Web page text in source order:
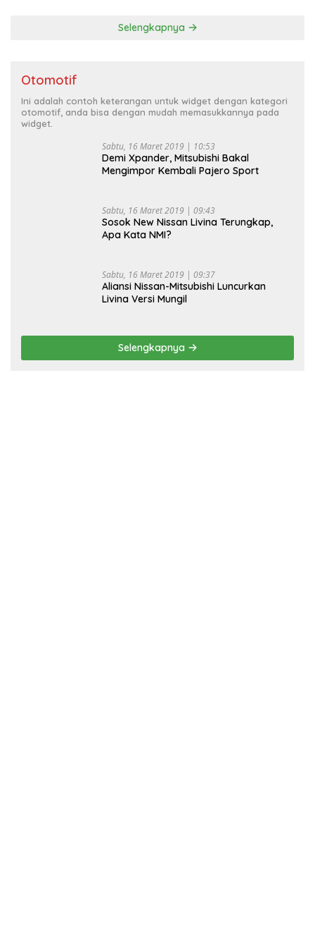
Selengkapnya
Otomotif
Ini adalah contoh keterangan untuk widget dengan kategori
otomotif, anda bisa dengan mudah memasukkannya pada
widget.
Sabtu, 16 Maret 2019 | 10:53
Demi Xpander, Mitsubishi Bakal
Mengimpor Kembali Pajero Sport
Sabtu, 16 Maret 2019 | 09:43
Sosok New Nissan Livina Terungkap,
Apa Kata NMI?
Sabtu, 16 Maret 2019 | 09:37
Aliansi Nissan-Mitsubishi Luncurkan
Livina Versi Mungil
Selengkapnya